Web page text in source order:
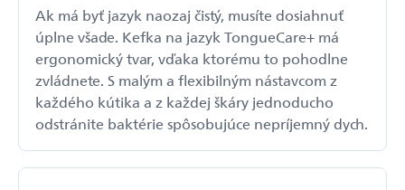
Ak má byť jazyk naozaj čistý, musíte dosiahnuť
úplne všade. Kefka na jazyk TongueCare+ má
ergonomický tvar, vďaka ktorému to pohodlne
zvládnete. S malým a flexibilným nástavcom z
každého kútika a z každej škáry jednoducho
odstránite baktérie spôsobujúce nepríjemný dych.